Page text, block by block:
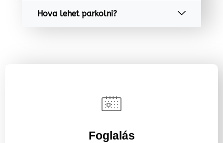
Hova lehet parkolni?
Foglalás